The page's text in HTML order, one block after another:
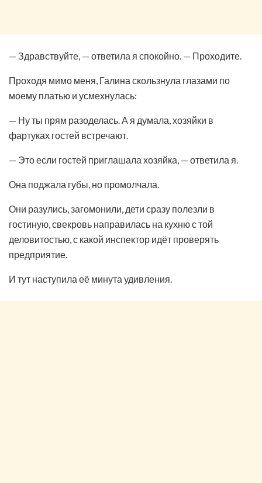
— Здравствуйте, — ответила я спокойно. — Проходите.
Проходя мимо меня, Галина скользнула глазами по
моему платью и усмехнулась:
— Ну ты прям разоделась. А я думала, хозяйки в
фартуках гостей встречают.
— Это если гостей приглашала хозяйка, — ответила я.
Она поджала губы, но промолчала.
Они разулись, загомонили, дети сразу полезли в
гостиную, свекровь направилась на кухню с той
деловитостью, с какой инспектор идёт проверять
предприятие.
И тут наступила её минута удивления.